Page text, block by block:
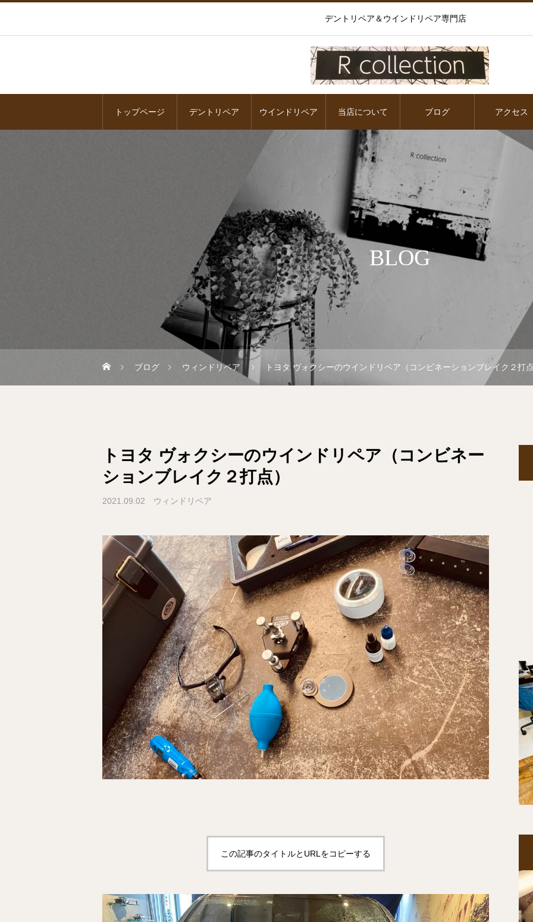
デントリペア＆ウインドリペア専門店
トップページ デントリペア ウインドリペア 当店について ブログ アクセス
BLOG
ブログ ウィンドリペア トヨタ ヴォクシーのウインドリペア（コンビネーションブレイク２打点
トヨタ ヴォクシーのウインドリペア（コンビネー
ションブレイク２打点）
2021.09.02 ウィンドリペア
この記事のタイトルとURLをコピーする